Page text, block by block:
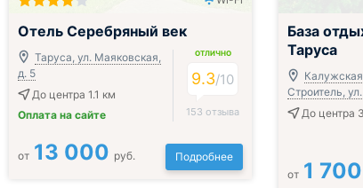
; Включён завтрак, обед и ужин
Отель Серебряный век
Таруса, ул. Маяковская,
д. 5
До центра 1.1 км
Оплата на сайте
ОТЛИЧНО
9.3/10
153 отзыва
от 13 000 руб. Подробнее
Включён
База
Таруса
Строитель,
До центра
от 1 700